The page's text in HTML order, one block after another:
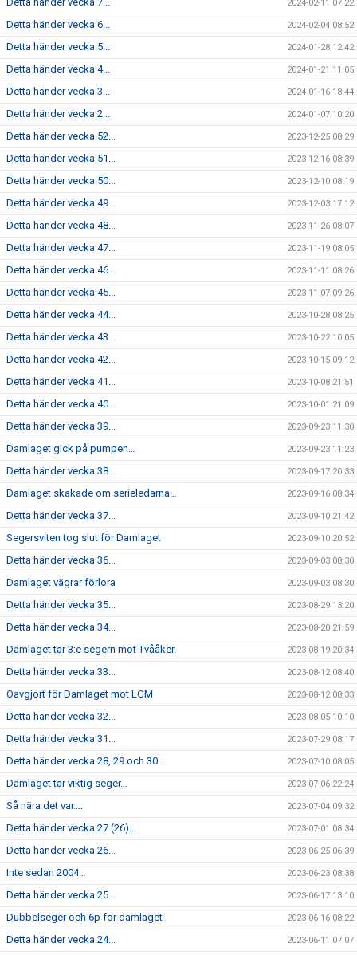
2024-02-11 07:22
Detta händer vecka 6... 2024-02-04 08:52
Detta händer vecka 5... 2024-01-28 12:42
Detta händer vecka 4... 2024-01-21 11:05
Detta händer vecka 3... 2024-01-16 18:44
Detta händer vecka 2... 2024-01-07 10:20
Detta händer vecka 52... 2023-12-25 08:29
Detta händer vecka 51... 2023-12-16 08:39
Detta händer vecka 50... 2023-12-10 08:19
Detta händer vecka 49... 2023-12-03 17:12
Detta händer vecka 48... 2023-11-26 08:07
Detta händer vecka 47... 2023-11-19 08:05
Detta händer vecka 46... 2023-11-11 08:26
Detta händer vecka 45... 2023-11-07 09:26
Detta händer vecka 44... 2023-10-28 08:25
Detta händer vecka 43... 2023-10-22 10:05
Detta händer vecka 42... 2023-10-15 09:12
Detta händer vecka 41... 2023-10-08 21:51
Detta händer vecka 40... 2023-10-01 21:09
Detta händer vecka 39... 2023-09-23 11:30
Damlaget gick på pumpen… 2023-09-23 11:23
Detta händer vecka 38... 2023-09-17 20:33
Damlaget skakade om serieledarna… 2023-09-16 08:34
Detta händer vecka 37... 2023-09-10 21:42
Segersviten tog slut för Damlaget 2023-09-10 20:52
Detta händer vecka 36... 2023-09-03 08:30
Damlaget vägrar förlora 2023-09-03 08:30
Detta händer vecka 35... 2023-08-29 13:20
Detta händer vecka 34... 2023-08-20 21:59
Damlaget tar 3:e segern mot Tvååker. 2023-08-19 20:34
Detta händer vecka 33... 2023-08-12 08:40
Oavgjort för Damlaget mot LGM 2023-08-12 08:33
Detta händer vecka 32... 2023-08-05 10:10
Detta händer vecka 31... 2023-07-29 08:17
Detta händer vecka 28, 29 och 30.. 2023-07-10 08:05
Damlaget tar viktig seger… 2023-07-06 22:24
Så nära det var…. 2023-07-04 09:32
Detta händer vecka 27 (26)... 2023-07-01 08:34
Detta händer vecka 26... 2023-06-25 06:39
Inte sedan 2004… 2023-06-23 08:38
Detta händer vecka 25... 2023-06-17 13:10
Dubbelseger och 6p för damlaget 2023-06-16 08:22
Detta händer vecka 24... 2023-06-11 07:07